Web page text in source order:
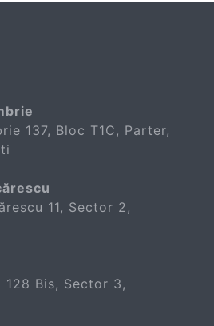
137, Bloc T1C, Parter,
11, Sector 2,
Bis, Sector 3,